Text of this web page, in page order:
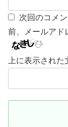
次回のコメ
前、メールアド
上に表示された